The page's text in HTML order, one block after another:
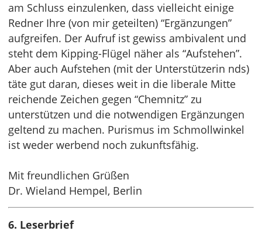
am Schluss einzulenken, dass vielleicht einige
Redner Ihre (von mir geteilten) “Ergänzungen”
aufgreifen. Der Aufruf ist gewiss ambivalent und
steht dem Kipping-Flügel näher als “Aufstehen”.
Aber auch Aufstehen (mit der Unterstützerin nds)
täte gut daran, dieses weit in die liberale Mitte
reichende Zeichen gegen “Chemnitz” zu
unterstützen und die notwendigen Ergänzungen
geltend zu machen. Purismus im Schmollwinkel
ist weder werbend noch zukunftsfähig.
Mit freundlichen Grüßen
Dr. Wieland Hempel, Berlin
6. Leserbrief